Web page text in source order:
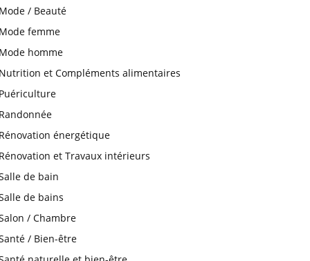
/ Beauté
femme
homme
et Compléments alimentaires
énergétique
et Travaux intérieurs
de bain
de bains
/ Chambre
/ Bien-être